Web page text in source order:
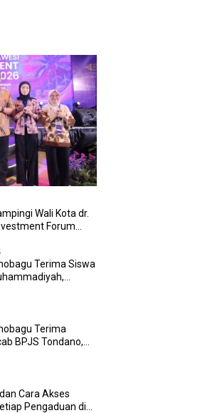
Wali Kota dr.
Forum
Terima Siswa
Terima
BPJS Tondano,
Cara Akses
Pengaduan di